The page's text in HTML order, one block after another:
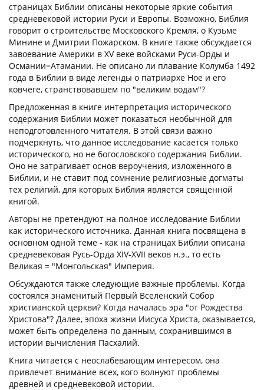
страницах Библии описаны некоторые яркие события
средневековой истории Руси и Европы. Возможно, Библия
говорит о строительстве Московского Кремля, о Кузьме
Минине и Дмитрии Пожарском. В книге также обсуждается
завоевание Америки в XV веке войсками Руси-Орды и
Османии=Атамании. Не описано ли плавание Колумба 1492
года в Библии в виде легенды о патриархе Ное и его
ковчеге, странствовавшем по "великим водам"?
Предложенная в книге интерпретация исторического
содержания Библии может показаться необычной для
неподготовленного читателя. В этой связи важно
подчеркнуть, что данное исследование касается только
исторического, но не богословского содержания Библии.
Оно не затрагивает основ вероучения, изложенного в
Библии, и не ставит под сомнение религиозные догматы
тех религий, для которых Библия является священной
книгой.
Авторы не претендуют на полное исследование Библии
как исторического источника. Данная книга посвящена в
основном одной теме - как на страницах Библии описана
средневековая Русь-Орда XIV-XVII веков н.э., то есть
Великая = "Монгольская" Империя.
Обсуждаются также следующие важные проблемы. Когда
состоялся знаменитый Первый Вселенский Собор
христианской церкви? Когда началась эра "от Рождества
Христова"? Далее, эпоха жизни Иисуса Христа, оказывается,
может быть определена по данным, сохранившимся в
истории вычисления Пасхалий.
Книга читается с неослабевающим интересом, она
привлечет внимание всех, кого волнуют проблемы
древней и средневековой истории.